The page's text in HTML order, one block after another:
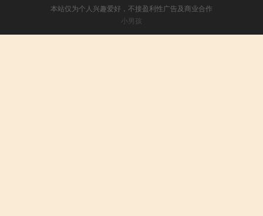
本站仅为个人兴趣爱好，不接盈利性广告及商业合作
小男孩